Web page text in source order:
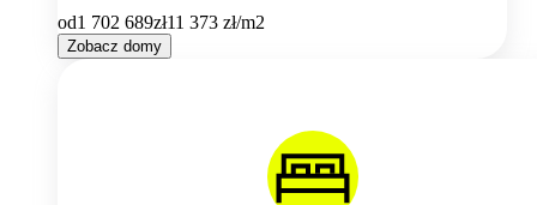
od1 702 689zł11 373 zł/m2
Zobacz domy